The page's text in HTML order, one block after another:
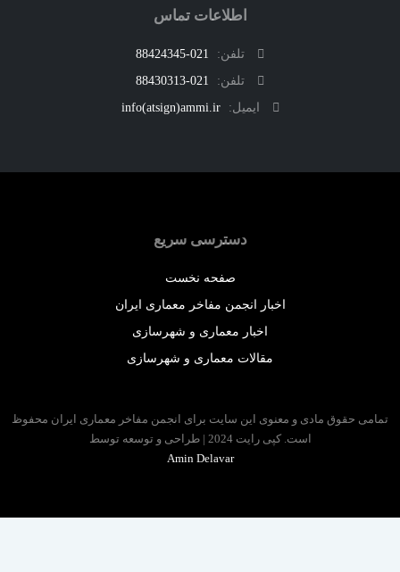
اطلاعات تماس
تلفن:
021-88424345
تلفن:
021-88430313
ایمیل:
info(atsign)ammi.ir
دسترسی سریع
صفحه نخست
اخبار انجمن مفاخر معماری ایران
اخبار معماری و شهرسازی
مقالات معماری و شهرسازی
حقوق مادی و معنوی این سایت برای انجمن مفاخر معماری ایران محفوظ
است. کپی رایت 2024 | طراحی و توسعه توسط
Amin Delavar